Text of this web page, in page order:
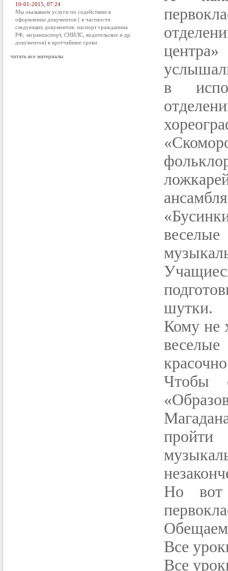
10-01-2015, 07:24
Мы оказываем услуги по содействию в
оформлении документов ( в частности
следующих документов: паспорт гражданина
РФ, загранпаспорт, СНИЛС, водительское и др.
документов) в кротчайшие сроки
читать все материалы
в
шутки.
Кому не
Чтобы
пройти
Но вот
Все
Все